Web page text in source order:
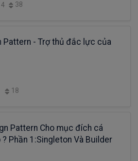
4 38
Pattern - Trợ thủ đắc lực của
18
Pattern Cho mục đích cá
? Phần 1:Singleton Và Builder